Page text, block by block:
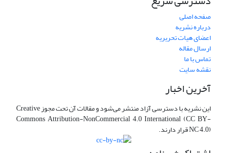
صفحه اصلی
درباره نشریه
اعضای هیات تحریریه
ارسال مقاله
تماس با ما
نقشه سایت
آخرین اخبار
این نشریه با دسترسی آزاد منتشر می‌شود و مقالات آن تحت مجوز Creative
Commons Attribution-NonCommercial 4.0 International (CC BY-
NC 4.0) قرار دارند.